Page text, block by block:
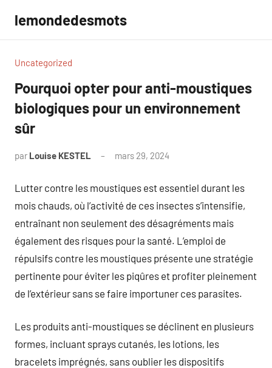
contenu
lemondedesmots
Uncategorized
Pourquoi opter pour anti-moustiques
biologiques pour un environnement
sûr
par Louise KESTEL mars 29, 2024
Lutter contre les moustiques est essentiel durant les
mois chauds, où l’activité de ces insectes s’intensifie,
entraînant non seulement des désagréments mais
également des risques pour la santé. L’emploi de
répulsifs contre les moustiques présente une stratégie
pertinente pour éviter les piqûres et profiter pleinement
de l’extérieur sans se faire importuner ces parasites.
Les produits anti-moustiques se déclinent en plusieurs
formes, incluant sprays cutanés, les lotions, les
bracelets imprégnés, sans oublier les dispositifs